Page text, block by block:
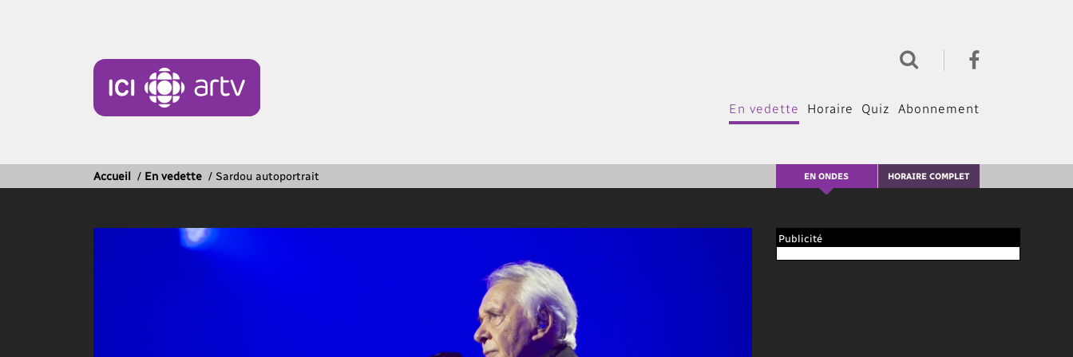
En vedette Horaire Quiz Abonnement
Accueil / En vedette / Sardou autoportrait EN ONDES HORAIRE COMPLET
Publicité